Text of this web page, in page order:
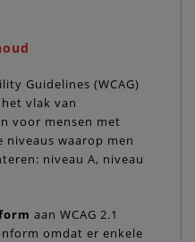
Guidelines (WCAG)
vlak van
voor mensen met
niveaus waarop men
niveau A, niveau
aan WCAG 2.1
omdat er enkele